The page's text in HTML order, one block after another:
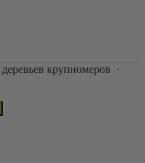
крупномеров ·